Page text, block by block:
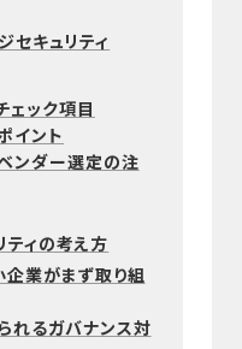
セキュリティ
ェック項目
イント
ンダー選定の注
ィの考え方
企業がまず取り組
れるガバナンス対